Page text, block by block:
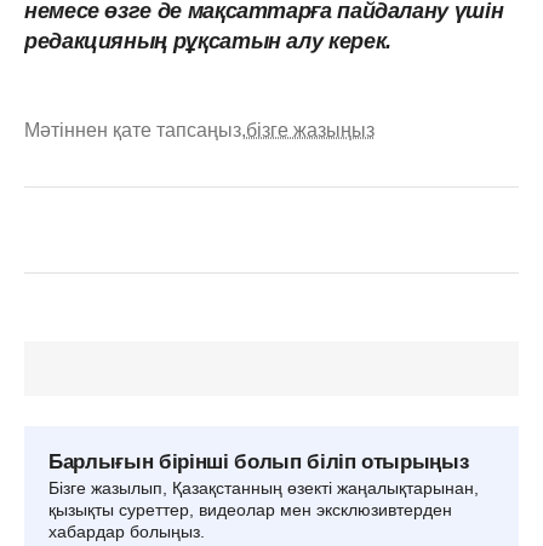
немесе өзге де мақсаттарға пайдалану үшін
редакцияның рұқсатын алу керек.
Мәтіннен қате тапсаңыз,бізге жазыңыз
Барлығын бірінші болып біліп отырыңыз
Бізге жазылып, Қазақстанның өзекті жаңалықтарынан,
қызықты суреттер, видеолар мен эксклюзивтерден
хабардар болыңыз.